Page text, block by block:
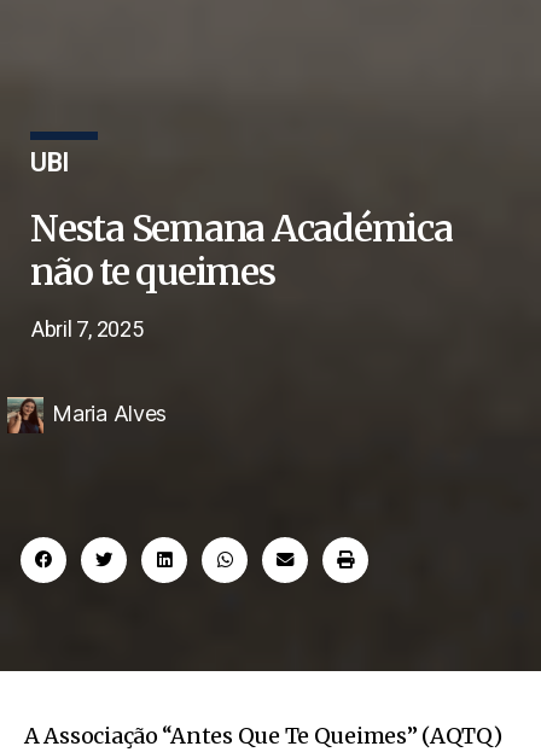
UBI
Nesta Semana Académica
não te queimes
Abril 7, 2025
Maria Alves
A Associação “Antes Que Te Queimes” (AQTQ)